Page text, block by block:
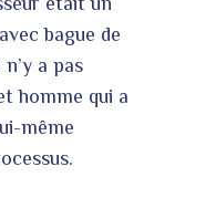
bague de
a pas
homme qui a
même